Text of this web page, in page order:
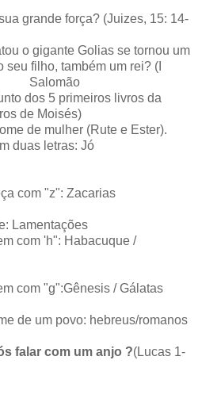
grande força? (Juizes, 15: 14-
o gigante Golias se tornou um
filho, também um rei? (I
dos 5 primeiros livros da
de Moisés)
de mulher (Rute e Ester).
duas letras: Jó
com "z": Zacarias
Lamentações
com 'h": Habacuque /
com "g":Gênesis / Gálatas
de um povo: hebreus/romanos
falar com um anjo ?(Lucas 1-